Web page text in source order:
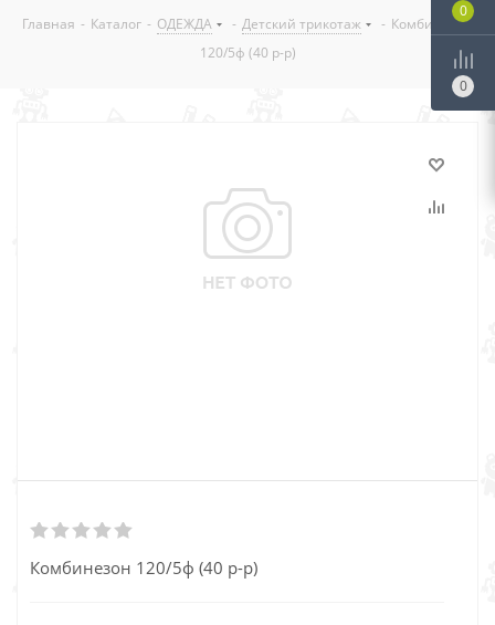
Главная - Каталог - ОДЕЖДА - Детский трикотаж - Комбинезон
120/5ф (40 р-р)
Комбинезон 120/5ф (40 р-р)
0
0